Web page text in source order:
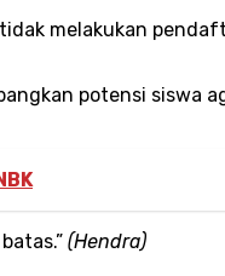
melakukan
potensi siswa
(Hendra)